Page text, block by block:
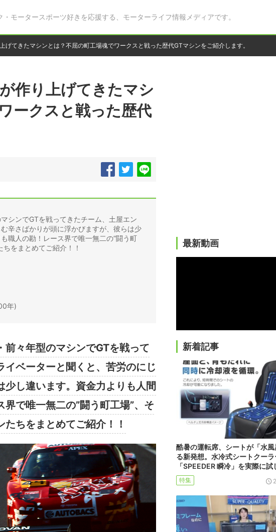
モータースポーツ好きを応援する、モーターライフ情報メディアです。
げてきたマシンとは？不屈の町工場魂でワークスと戦った歴代GTマシンをご紹介します。
作り上げてきたマシ
ークスと戦った歴代
シンでGTを戦ってきたチーム、土屋エン
辛さばかりが頭に浮かびますが、彼らは少
職人の勘！レース界で唯一無二の”闘う町
をまとめてご紹介！！
年)
々年型のマシンでGTを戦って
ベーターと聞くと、苦労のにじ
し違います。資金力よりも人間
で唯一無二の”闘う町工場”、そ
ちをまとめてご紹介！！
最新動画
新着記事
酷暑の運転席、シートが「水
る新発想。水冷式シートクーラ
「SPEEDER 瞬冷」を実際に試
特集